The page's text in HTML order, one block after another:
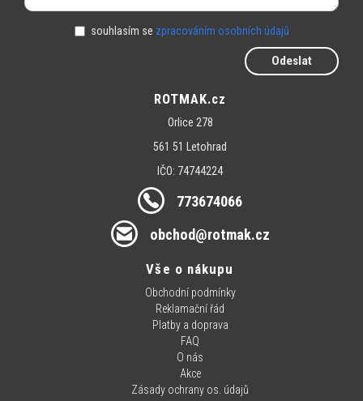
souhlasím se zpracováním osobních údajů
Odeslat
ROTMAK.cz
Orlice 278
561 51 Letohrad
IČO: 74744224
773674066
obchod@rotmak.cz
Vše o nákupu
Obchodní podmínky
Reklamační řád
Platby a doprava
FAQ
O nás
Akce
Zásady ochrany os. údajů